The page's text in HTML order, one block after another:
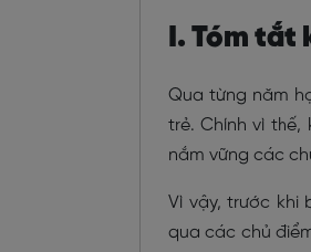
I. Tóm tắt
Qua từng năm
trẻ. Chính vì thế,
nắm vững các
Vì vậy, trước khi
qua các chủ